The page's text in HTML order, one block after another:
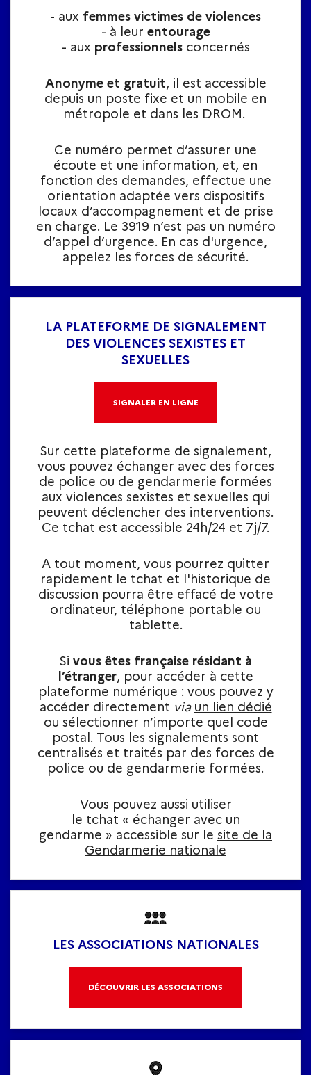
- aux femmes victimes de violences
- à leur entourage
- aux professionnelsconcernés
Anonyme et gratuit, il est accessible
depuis un poste fixe et un mobile en
métropole et dans les DROM.
Ce numéro permet d’assurer une
écoute et une information, et, en
fonction des demandes, effectue une
orientation adaptée vers dispositifs
locaux d’accompagnement et de prise
en charge. Le 3919 n’est pas un numéro
d’appel d’urgence. En cas d'urgence,
appelez les forces de sécurité.
LA PLATEFORME DE SIGNALEMENT
DES VIOLENCES SEXISTES ET
SEXUELLES
SIGNALER EN LIGNE
Sur cette plateforme de signalement,
vous pouvez échanger avec des forces
de police ou de gendarmerie formées
aux violences sexistes et sexuelles qui
peuvent déclencher des interventions.
Ce tchat est accessible 24h/24 et 7j/7.
A tout moment, vous pourrez quitter
rapidement le tchat et l'historique de
discussion pourra être effacé de votre
ordinateur, téléphone portable ou
tablette.​
Si vous êtes française résidant à
l’étranger, pour accéder à cette
plateforme numérique : vous pouvez y
accéder directement via un lien dédié
ou sélectionner n’importe quel code
postal. Tous les signalements sont
centralisés et traités par des forces de
police ou de gendarmerie formées.
Vous pouvez aussi utiliser
le tchat « échanger avec un
gendarme » accessible sur le site de la
Gendarmerie nationale
LES ASSOCIATIONS NATIONALES
DÉCOUVRIR LES ASSOCIATIONS